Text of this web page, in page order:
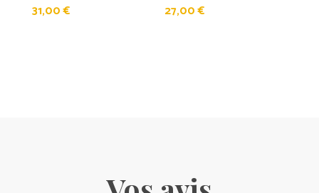
31,00€ 27,00€